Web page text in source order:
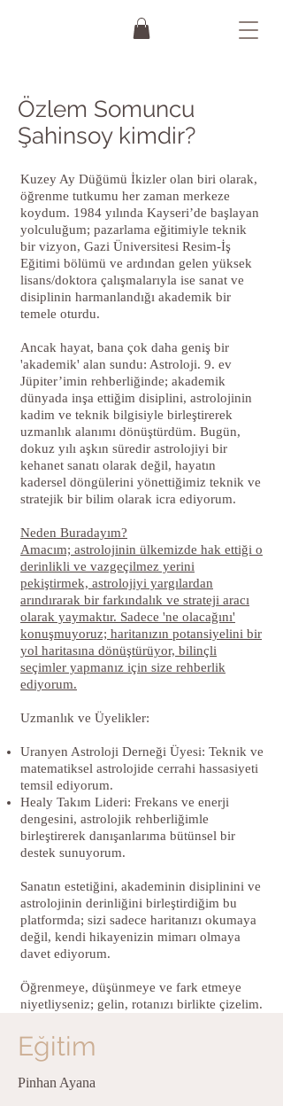
Özlem Somuncu
Şahinsoy kimdir?
Kuzey Ay Düğümü İkizler olan biri olarak,
öğrenme tutkumu her zaman merkeze
koydum. 1984 yılında Kayseri’de başlayan
yolculuğum; pazarlama eğitimiyle teknik
bir vizyon, Gazi Üniversitesi Resim-İş
Eğitimi bölümü ve ardından gelen yüksek
lisans/doktora çalışmalarıyla ise sanat ve
disiplinin harmanlandığı akademik bir
temele oturdu.
Ancak hayat, bana çok daha geniş bir
'akademik' alan sundu: Astroloji. 9. ev
Jüpiter’imin rehberliğinde; akademik
dünyada inşa ettiğim disiplini, astrolojinin
kadim ve teknik bilgisiyle birleştirerek
uzmanlık alanımı dönüştürdüm. Bugün,
dokuz yılı aşkın süredir astrolojiyi bir
kehanet sanatı olarak değil, hayatın
kadersel döngülerini yönettiğimiz teknik ve
stratejik bir bilim olarak icra ediyorum.
Neden Buradayım?
Amacım; astrolojinin ülkemizde hak ettiği o
derinlikli ve vazgeçilmez yerini
pekiştirmek, astrolojiyi yargılardan
arındırarak bir farkındalık ve strateji aracı
olarak yaymaktır. Sadece 'ne olacağını'
konuşmuyoruz; haritanızın potansiyelini bir
yol haritasına dönüştürüyor, bilinçli
seçimler yapmanız için size rehberlik
ediyorum.
Uzmanlık ve Üyelikler:
Uranyen Astroloji Derneği Üyesi: Teknik ve
matematiksel astrolojide cerrahi hassasiyeti
temsil ediyorum.
Healy Takım Lideri: Frekans ve enerji
dengesini, astrolojik rehberliğimle
birleştirerek danışanlarıma bütünsel bir
destek sunuyorum.
Sanatın estetiğini, akademinin disiplinini ve
astrolojinin derinliğini birleştirdiğim bu
platformda; sizi sadece haritanızı okumaya
değil, kendi hikayenizin mimarı olmaya
davet ediyorum.
Öğrenmeye, düşünmeye ve fark etmeye
niyetliyseniz; gelin, rotanızı birlikte çizelim.
Eğitim
Pinhan Ayana